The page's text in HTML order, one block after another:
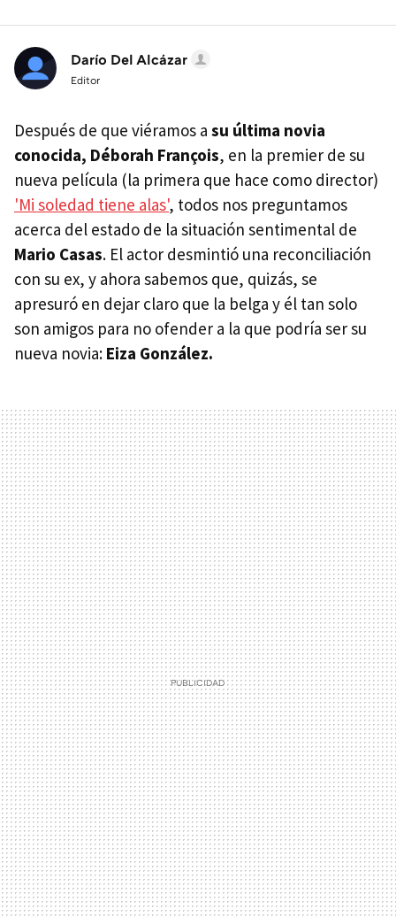
Darío Del Alcázar
Editor
Después de que viéramos a su última novia
conocida, Déborah François, en la premier de su
nueva película (la primera que hace como director)
'Mi soledad tiene alas', todos nos preguntamos
acerca del estado de la situación sentimental de
Mario Casas. El actor desmintió una reconciliación
con su ex, y ahora sabemos que, quizás, se
apresuró en dejar claro que la belga y él tan solo
son amigos para no ofender a la que podría ser su
nueva novia: Eiza González.